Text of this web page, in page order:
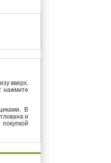
вверх.
нажмите
В
и